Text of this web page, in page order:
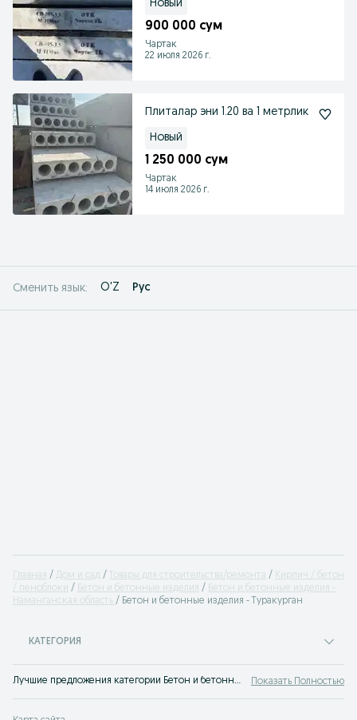
Новый
900 000 сум
Чартак
22 июля 2026 г.
Плиталар эни 1.20 ва 1 метрлик
Новый
1 250 000 сум
Чартак
14 июля 2026 г.
Сменить язык: O'Z Рус
Главная Дом и сад Товары для строительства/ремонта
Кирпич / бетон
/ пеноблоки
Бетон и бетонные изделия
Бетон и бетонные изделия -
Наманганская область
Бетон и бетонные изделия - Туракурган
КАТЕГОРИЯ
Лучшие предложения категории Бетон и бетонные изделия Туракурган. Большой выбор товаров и услуг по выгодным ценам на OLX! Множество предложений на OLX.uz! Показать Полностью